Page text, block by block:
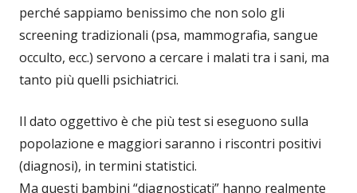
perché sappiamo benissimo che non solo gli
screening tradizionali (psa, mammografia, sangue
occulto, ecc.) servono a cercare i malati tra i sani, ma
tanto più quelli psichiatrici.
Il dato oggettivo è che più test si eseguono sulla
popolazione e maggiori saranno i riscontri positivi
(diagnosi), in termini statistici.
Ma questi bambini “diagnosticati” hanno realmente